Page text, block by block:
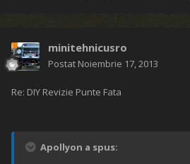
minitehnicusro
Postat Noiembrie 17, 2013
Re: DIY Revizie Punte Fata
Apollyon a spus: